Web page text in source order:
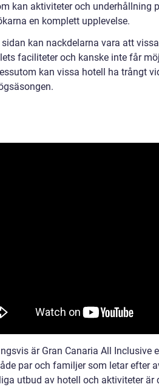
kan aktiviteter och underhållning
en komplett upplevelse.
kan nackdelarna vara att
faciliteter och kanske inte får
kan vissa hotell ha trångt
är Gran Canaria All Inclusive
par och familjer som letar efter
utbud av hotell och aktiviteter är